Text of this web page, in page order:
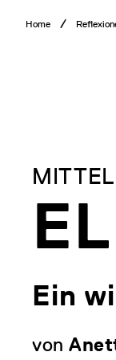
DirektBreadcrumb
Home
Ein
von